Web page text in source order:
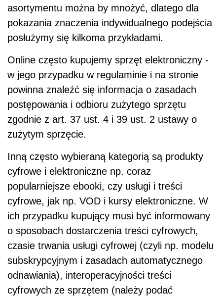
asortymentu można by mnożyć, dlatego dla
pokazania znaczenia indywidualnego podejścia
posłużymy się kilkoma przykładami.
Online często kupujemy sprzęt elektroniczny -
w jego przypadku w regulaminie i na stronie
powinna znaleźć się informacja o zasadach
postępowania i odbioru zużytego sprzętu
zgodnie z art. 37 ust. 4 i 39 ust. 2 ustawy o
zużytym sprzęcie.
Inną często wybieraną kategorią są produkty
cyfrowe i elektroniczne np. coraz
popularniejsze ebooki, czy usługi i treści
cyfrowe, jak np. VOD i kursy elektroniczne. W
ich przypadku kupujący musi być informowany
o sposobach dostarczenia treści cyfrowych,
czasie trwania usługi cyfrowej (czyli np. modelu
subskrypcyjnym i zasadach automatycznego
odnawiania), interoperacyjności treści
cyfrowych ze sprzętem (należy podać